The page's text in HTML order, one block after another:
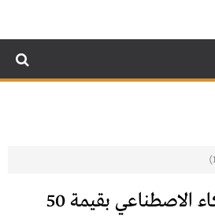
45 مشروعا في الذكاء الاصطناعي بقيمة 50